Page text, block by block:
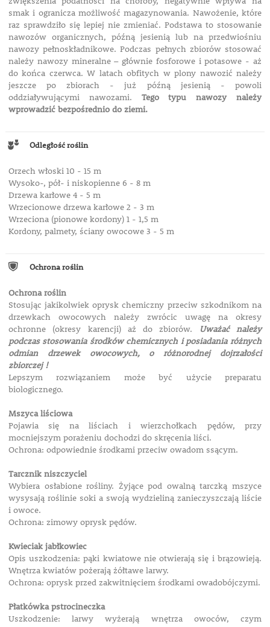
smak i ogranicza możliwość magazynowania. Nawożenie, które
raz sprawdziło się lepiej nie zmieniać. Podstawa to stosowanie
nawozów organicznych, późną jesienią lub na przedwiośniu
nawozy pełnoskładnikowe. Podczas pełnych zbiorów stosować
należy nawozy mineralne – głównie fosforowe i potasowe - aż
do końca czerwca. W latach obfitych w plony nawozić należy
jeszcze po zbiorach - już późną jesienią - powoli
oddziaływującymi nawozami. Tego typu nawozy należy
wprowadzić bezpośrednio do ziemi.
Odległość roślin
Orzech włoski 10 - 15 m
Wysoko-, pół- i niskopienne 6 - 8 m
Drzewa karłowe 4 - 5 m
Wrzecionowe drzewa karłowe 2 - 3 m
Wrzeciona (pionowe kordony) 1 - 1,5 m
Kordony, palmety, ściany owocowe 3 - 5 m
Ochrona roślin
Ochrona roślin
Stosując jakikolwiek oprysk chemiczny przeciw szkodnikom na
drzewkach owocowych należy zwrócic uwagę na okresy
ochronne (okresy karencji) aż do zbiorów.
Uważać należy
podczas stosowania środków chemicznych i posiadania różnych
odmian drzewek owocowych, o różnorodnej dojrzałości
zbiorczej !
Lepszym rozwiązaniem może być użycie preparatu
biologicznego.
Mszyca liściowa
Pojawia się na liściach i wierzchołkach pędów, przy
mocniejszym porażeniu dochodzi do skręcenia liści.
Ochrona: odpowiednie środkami przeciw owadom ssącym.
Tarcznik niszczyciel
Wybiera osłabione rośliny. Żyjące pod owalną tarczką mszyce
wysysają roślinie soki a swoją wydzieliną zanieczyszczają liście
i owoce.
Ochrona: zimowy oprysk pędów.
Kwieciak jabłkowiec
Opis uszkodzenia: pąki kwiatowe nie otwierają się i brązowieją.
Wnętrza kwiatów pożerają żółtawe larwy.
Ochrona: oprysk przed zakwitnięciem środkami owadobójczymi.
Płatkówka pstrocineczka
Uszkodzenie: larwy wyżerają wnętrza owoców, czym